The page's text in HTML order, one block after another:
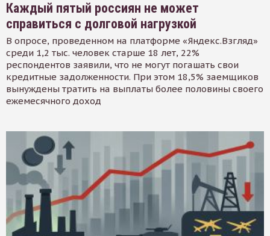
Каждый пятый россиян не может
справиться с долговой нагрузкой
В опросе, проведенном на платформе «Яндекс.Взгляд»
среди 1,2 тыс. человек старше 18 лет, 22%
респондентов заявили, что не могут погашать свои
кредитные задолженности. При этом 18,5% заемщиков
вынуждены тратить на выплаты более половины своего
ежемесячного доход